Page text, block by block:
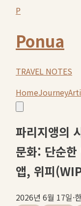
P
Ponua
TRAVEL NOTES
HomeJourney
파리지앵의
문화: 단순
앱, 위피
2026년 6월 17일·